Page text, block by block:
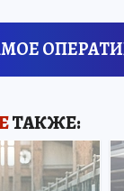
ТАКЖЕ: